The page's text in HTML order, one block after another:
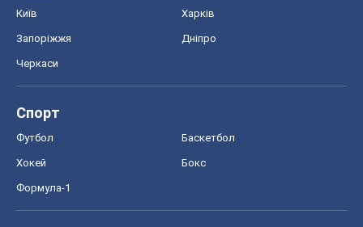
Київ Харків
Запоріжжя Дніпро
Черкаси
Спорт
Футбол Баскетбол
Хокей Бокс
Формула-1